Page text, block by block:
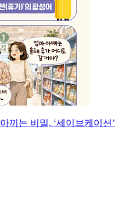
끼는 비밀, ‘세이브케이션’